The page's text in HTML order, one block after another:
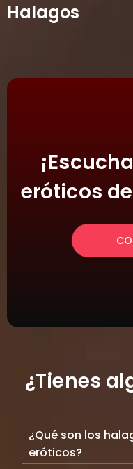
Halagos
eróticos
¿Tienes
¿Qué son los
eróticos?